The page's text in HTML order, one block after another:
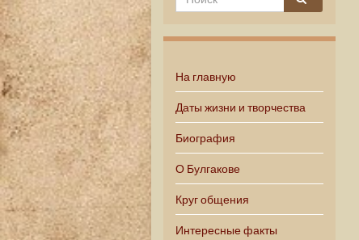
На главную
Даты жизни и творчества
Биография
О Булгакове
Круг общения
Интересные факты